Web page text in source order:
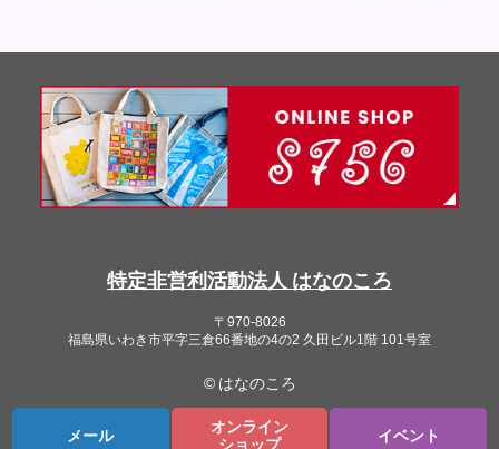
メール
オンライン
ショップ
イベント
特定非営利活動法人 はなのころ
〒970-8026
福島県いわき市平字三倉66番地の4の2 久田ビル1階 101号室
© はなのころ